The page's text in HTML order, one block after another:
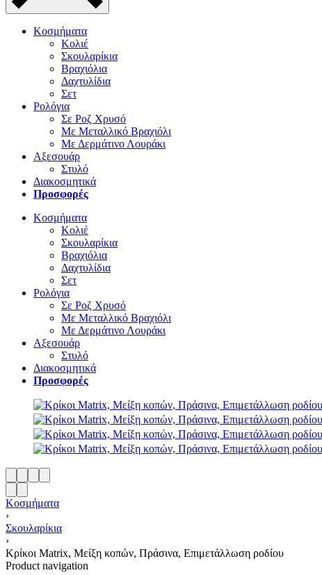
Κοσμήματα
Κολιέ
Σκουλαρίκια
Βραχιόλια
Δαχτυλίδια
Σετ
Ρολόγια
Σε Ροζ Χρυσό
Με Μεταλλικό Βραχιόλι
Με Δερμάτινο Λουράκι
Αξεσουάρ
Στυλό
Διακοσμητικά
Προσφορές
Κοσμήματα
Κολιέ
Σκουλαρίκια
Βραχιόλια
Δαχτυλίδια
Σετ
Ρολόγια
Σε Ροζ Χρυσό
Με Μεταλλικό Βραχιόλι
Με Δερμάτινο Λουράκι
Αξεσουάρ
Στυλό
Διακοσμητικά
Προσφορές
Κοσμήματα
›
Σκουλαρίκια
›
Κρίκοι Matrix, Μείξη κοπών, Πράσινα, Επιμετάλλωση ροδίου
Product navigation